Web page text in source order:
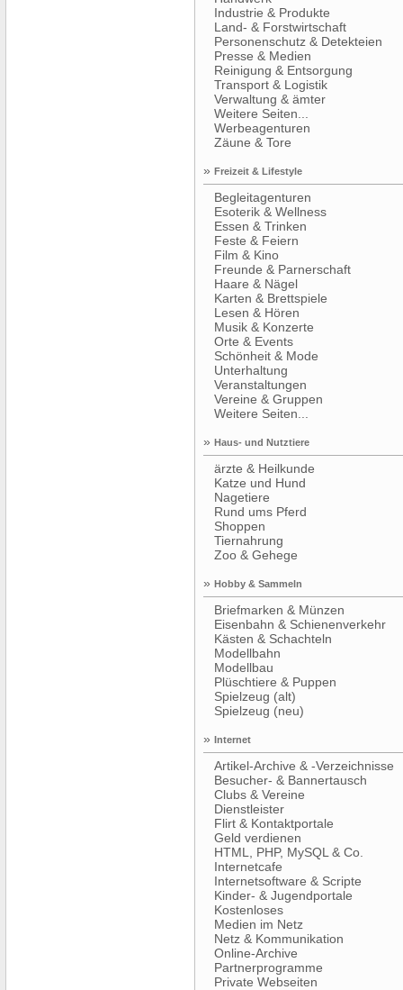
Industrie & Produkte
Land- & Forstwirtschaft
Personenschutz & Detekteien
Presse & Medien
Reinigung & Entsorgung
Transport & Logistik
Verwaltung & ämter
Weitere Seiten...
Werbeagenturen
Zäune & Tore
» Freizeit & Lifestyle
Begleitagenturen
Esoterik & Wellness
Essen & Trinken
Feste & Feiern
Film & Kino
Freunde & Parnerschaft
Haare & Nägel
Karten & Brettspiele
Lesen & Hören
Musik & Konzerte
Orte & Events
Schönheit & Mode
Unterhaltung
Veranstaltungen
Vereine & Gruppen
Weitere Seiten...
» Haus- und Nutztiere
ärzte & Heilkunde
Katze und Hund
Nagetiere
Rund ums Pferd
Shoppen
Tiernahrung
Zoo & Gehege
» Hobby & Sammeln
Briefmarken & Münzen
Eisenbahn & Schienenverkehr
Kästen & Schachteln
Modellbahn
Modellbau
Plüschtiere & Puppen
Spielzeug (alt)
Spielzeug (neu)
» Internet
Artikel-Archive & -Verzeichnisse
Besucher- & Bannertausch
Clubs & Vereine
Dienstleister
Flirt & Kontaktportale
Geld verdienen
HTML, PHP, MySQL & Co.
Internetcafe
Internetsoftware & Scripte
Kinder- & Jugendportale
Kostenloses
Medien im Netz
Netz & Kommunikation
Online-Archive
Partnerprogramme
Private Webseiten